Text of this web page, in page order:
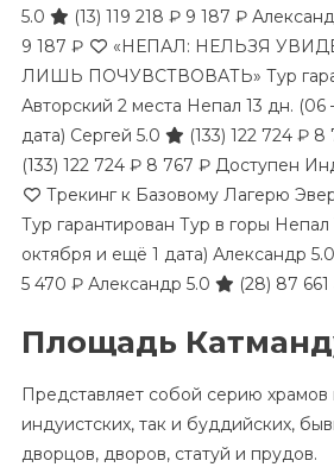
5.0
(13) 119 218 ₽ 9 187 ₽
9 187 ₽
«НЕПАЛ: НЕЛЬЗЯ
ЛИШЬ ПОЧУВСТВОВАТЬ» Тур
Авторский 2 места Непал 13 дн. (06
дата) Сергей 5.0 (133) 122 724 ₽ 8
(133) 122 724 ₽ 8 767 ₽ Доступен
Трекинг к Базовому Лагерю
Тур гарантирован Тур в горы Непал
октября и ещё 1 дата) Александр 5.0
5 470 ₽ Александр 5.0 (28) 87
Площадь
Представляет собой серию храмов
индуистских, так и буддийских,
дворцов, дворов, статуй и прудов.